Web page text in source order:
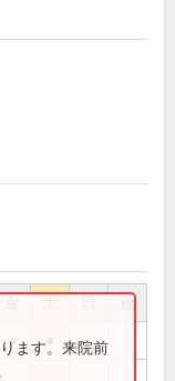
祝
●ます。来院前